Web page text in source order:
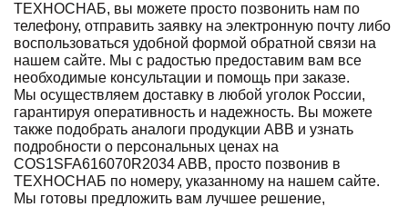
ТЕХНОСНАБ, вы можете просто позвонить нам по
телефону, отправить заявку на электронную почту либо
воспользоваться удобной формой обратной связи на
нашем сайте. Мы с радостью предоставим вам все
необходимые консультации и помощь при заказе.
Мы осуществляем доставку в любой уголок России,
гарантируя оперативность и надежность. Вы можете
также подобрать аналоги продукции ABB и узнать
подробности о персональных ценах на
COS1SFA616070R2034 ABB, просто позвонив в
ТЕХНОСНАБ по номеру, указанному на нашем сайте.
Мы готовы предложить вам лучшее решение,